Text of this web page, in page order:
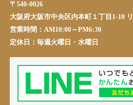
〒540-0026
大阪府大阪市中央区内本町１丁目1-10
営業時間： AM10:00～PM6:30
定休日： 毎週火曜日・水曜日